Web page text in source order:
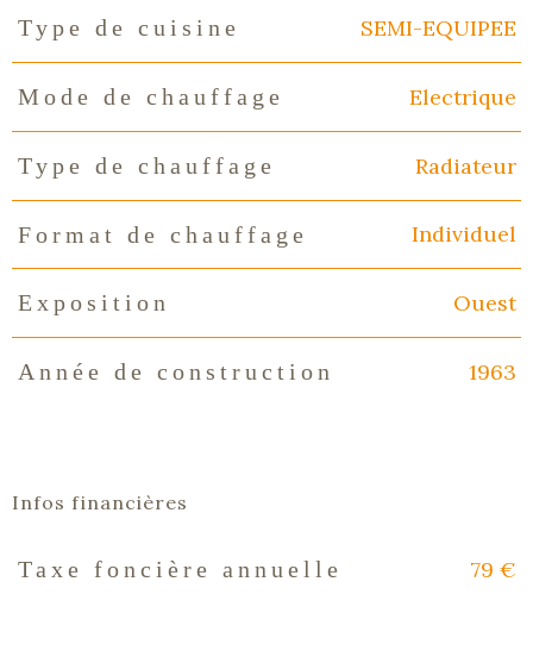
Type de cuisine SEMI-EQUIPEE
Mode de chauffage Electrique
Type de chauffage Radiateur
Format de chauffage Individuel
Exposition Ouest
Année de construction 1963
Infos financières
Caractéristiques Valeurs
Taxe foncière annuelle 79 €